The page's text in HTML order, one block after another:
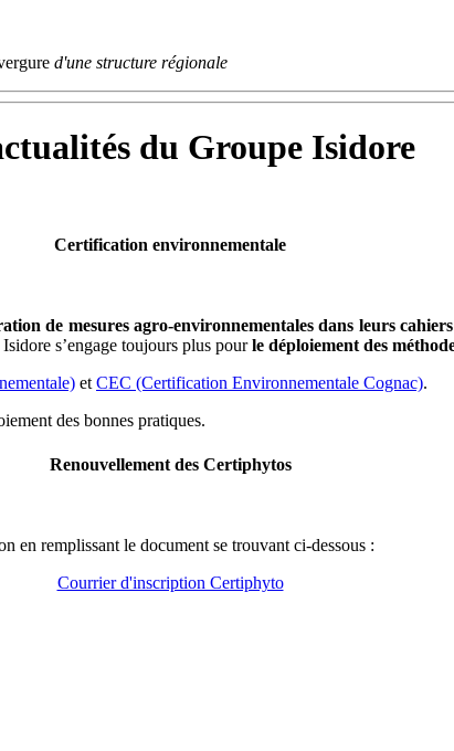
d'une structure régionale
du Groupe Isidore
Certification environnementale
de mesures agro-environnementales dans leurs
s’engage toujours plus pourle déploiement des
etCEC (Certification Environnementale Cognac).
des bonnes pratiques.
Renouvellement des Certiphytos
en remplissant le document se trouvant ci-dessous :
Courrier d'inscription Certiphyto